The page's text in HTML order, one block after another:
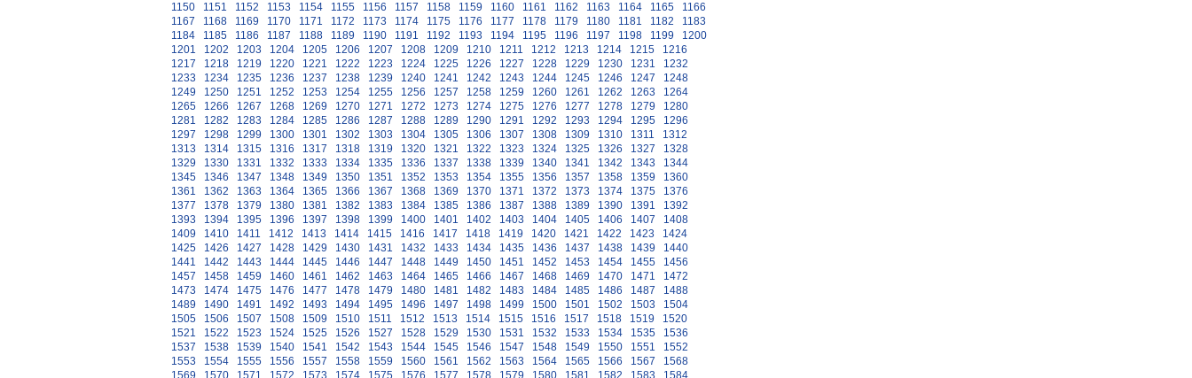
1150
1151 1152 1153 1154 1155 1156 1157 1158 1159 1160 1161 1162 1163 1164 1165
1166
1167
1168 1169 1170 1171 1172 1173 1174 1175 1176 1177 1178 1179 1180 1181 1182
1183
1184
1185 1186 1187 1188 1189 1190 1191 1192 1193 1194 1195 1196 1197 1198 1199
1200
1201
1202 1203 1204 1205 1206 1207 1208 1209 1210 1211 1212 1213 1214 1215
1216
1217
1218 1219 1220 1221 1222 1223 1224 1225 1226 1227 1228 1229 1230 1231
1232
1233
1234 1235 1236 1237 1238 1239 1240 1241 1242 1243 1244 1245 1246 1247
1248
1249
1250 1251 1252 1253 1254 1255 1256 1257 1258 1259 1260 1261 1262 1263
1264
1265
1266 1267 1268 1269 1270 1271 1272 1273 1274 1275 1276 1277 1278 1279
1280
1281
1282 1283 1284 1285 1286 1287 1288 1289 1290 1291 1292 1293 1294 1295
1296
1297
1298 1299 1300 1301 1302 1303 1304 1305 1306 1307 1308 1309 1310 1311
1312
1313
1314 1315 1316 1317 1318 1319 1320 1321 1322 1323 1324 1325 1326 1327
1328
1329
1330 1331 1332 1333 1334 1335 1336 1337 1338 1339 1340 1341 1342 1343
1344
1345
1346 1347 1348 1349 1350 1351 1352 1353 1354 1355 1356 1357 1358 1359
1360
1361
1362 1363 1364 1365 1366 1367 1368 1369 1370 1371 1372 1373 1374 1375
1376
1377
1378 1379 1380 1381 1382 1383 1384 1385 1386 1387 1388 1389 1390 1391
1392
1393
1394 1395 1396 1397 1398 1399 1400 1401 1402 1403 1404 1405 1406 1407
1408
1409
1410 1411 1412 1413 1414 1415 1416 1417 1418 1419 1420 1421 1422 1423
1424
1425
1426 1427 1428 1429 1430 1431 1432 1433 1434 1435 1436 1437 1438 1439
1440
1441
1442 1443 1444 1445 1446 1447 1448 1449 1450 1451 1452 1453 1454 1455
1456
1457
1458 1459 1460 1461 1462 1463 1464 1465 1466 1467 1468 1469 1470 1471
1472
1473
1474 1475 1476 1477 1478 1479 1480 1481 1482 1483 1484 1485 1486 1487
1488
1489
1490 1491 1492 1493 1494 1495 1496 1497 1498 1499 1500 1501 1502 1503
1504
1505
1506 1507 1508 1509 1510 1511 1512 1513 1514 1515 1516 1517 1518 1519
1520
1521
1522 1523 1524 1525 1526 1527 1528 1529 1530 1531 1532 1533 1534 1535
1536
1537
1538 1539 1540 1541 1542 1543 1544 1545 1546 1547 1548 1549 1550 1551
1552
1553
1554 1555 1556 1557 1558 1559 1560 1561 1562 1563 1564 1565 1566 1567
1568
1569
1570 1571 1572 1573 1574 1575 1576 1577 1578 1579 1580 1581 1582 1583 1584